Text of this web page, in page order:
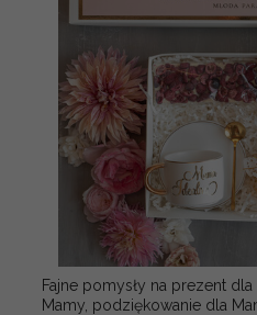
Fajne pomysły na prezent dla
Mamy, podziękowanie dla